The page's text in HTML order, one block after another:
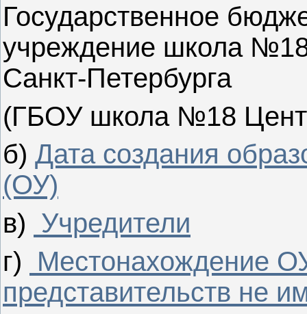
Государственное
учреждение школа
Санкт-Петербурга
(ГБОУ школа №18
б) Дата создания
(ОУ)
в) Учредители
г)
Местонахождение
представительств не